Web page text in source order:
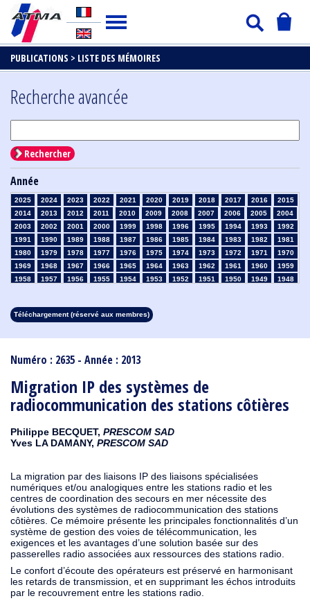
PUBLICATIONS > LISTE DES MÉMOIRES
Numéro : 2635 - Année : 2013
Migration IP des systèmes de
radiocommunication des stations côtières
Philippe BECQUET, PRESCOM SAD
Yves LA DAMANY, PRESCOM SAD
La migration par des liaisons IP des liaisons spécialisées
numériques et/ou analogiques entre les stations radio et les
centres de coordination des secours en mer nécessite des
évolutions des systèmes de radiocommunication des stations
côtières. Ce mémoire présente les principales fonctionnalités d’un
système de gestion des voies de télécommunication, les
exigences et les avantages d’une solution basée sur des
passerelles radio associées aux ressources des stations radio.
Le confort d’écoute des opérateurs est préservé en harmonisant
les retards de transmission, et en supprimant les échos introduits
par le recouvrement entre les stations radio.
Recherche avancée
Rechercher
Année
2025 2024 2023 2022 2021 2020 2019 2018 2017 2016
2015
2014
2013 2012 2011 2010 2009 2008 2007 2006 2005
2004
2003
2002 2001 2000 1999 1998 1996 1995 1994 1993
1992
1991
1990 1989 1988 1987 1986 1985 1984 1983 1982
1981
1980
1979 1978 1977 1976 1975 1974 1973 1972 1971
1970
1969
1968 1967 1966 1965 1964 1963 1962 1961 1960
1959
1958
1957 1956 1955 1954 1953 1952 1951 1950 1949
1948
1913
1912 1911 1910 1909 1908
Téléchargement (réservé aux membres)